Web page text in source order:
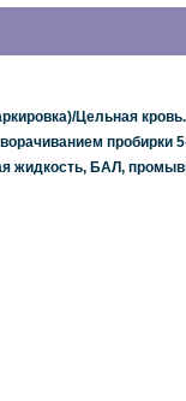
Цельная
пробирки
жидкость, БАЛ,